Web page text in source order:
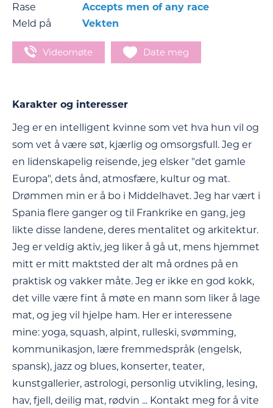
Rase
Accepts men of any race
Meld på
Vekten
Videomøte Date meg
Karakter og interesser
Jeg er en intelligent kvinne som vet hva hun vil og
som vet å være søt, kjærlig og omsorgsfull. Jeg er
en lidenskapelig reisende, jeg elsker "det gamle
Europa", dets ånd, atmosfære, kultur og mat.
Drømmen min er å bo i Middelhavet. Jeg har vært i
Spania flere ganger og til Frankrike en gang, jeg
likte disse landene, deres mentalitet og arkitektur.
Jeg er veldig aktiv, jeg liker å gå ut, mens hjemmet
mitt er mitt maktsted der alt må ordnes på en
praktisk og vakker måte. Jeg er ikke en god kokk,
det ville være fint å møte en mann som liker å lage
mat, og jeg vil hjelpe ham. Her er interessene
mine: yoga, squash, alpint, rulleski, svømming,
kommunikasjon, lære fremmedspråk (engelsk,
spansk), jazz og blues, konserter, teater,
kunstgallerier, astrologi, personlig utvikling, lesing,
hav, fjell, deilig mat, rødvin ... Kontakt meg for å vite